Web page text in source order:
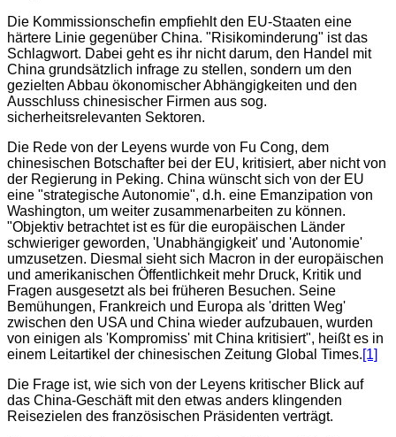
Die Kommissionschefin empfiehlt den EU-Staaten eine
härtere Linie gegenüber China. "Risikominderung" ist das
Schlagwort. Dabei geht es ihr nicht darum, den Handel mit
China grundsätzlich infrage zu stellen, sondern um den
gezielten Abbau ökonomischer Abhängigkeiten und den
Ausschluss chinesischer Firmen aus sog.
sicherheitsrelevanten Sektoren.
Die Rede von der Leyens wurde von Fu Cong, dem
chinesischen Botschafter bei der EU, kritisiert, aber nicht von
der Regierung in Peking. China wünscht sich von der EU
eine "strategische Autonomie", d.h. eine Emanzipation von
Washington, um weiter zusammenarbeiten zu können.
"Objektiv betrachtet ist es für die europäischen Länder
schwieriger geworden, 'Unabhängigkeit' und 'Autonomie'
umzusetzen. Diesmal sieht sich Macron in der europäischen
und amerikanischen Öffentlichkeit mehr Druck, Kritik und
Fragen ausgesetzt als bei früheren Besuchen. Seine
Bemühungen, Frankreich und Europa als 'dritten Weg'
zwischen den USA und China wieder aufzubauen, wurden
von einigen als 'Kompromiss' mit China kritisiert", heißt es in
einem Leitartikel der chinesischen Zeitung Global Times.[1]
Die Frage ist, wie sich von der Leyens kritischer Blick auf
das China-Geschäft mit den etwas anders klingenden
Reisezielen des französischen Präsidenten verträgt.